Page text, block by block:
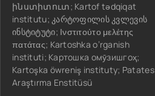
ինստիտուտ; Kartof tədqiqat
institutu; კარტოფილის კვლევის
ინსტიტუტი; Ινστιτούτο μελέτης
πατάτας; Kartoshka o‘rganish
instituti; Картошка омӯзишгоҳ;
Kartoşka öwreniş instituty; Patates
Araştırma Enstitüsü